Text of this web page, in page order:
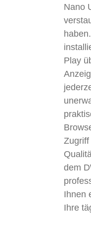
Nano
Play
dem
Ihnen
Ihre